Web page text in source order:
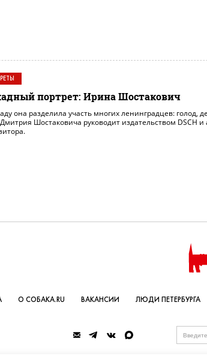
портрет: Ирина Шостакович
она разделила участь многих ленинградцев: голод,
Шостаковича руководит издательством DSCH
О СОБАКА.RU ВАКАНСИИ ЛЮДИ ПЕТЕРБУРГА